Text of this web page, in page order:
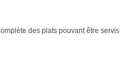
des plats pouvant être servis